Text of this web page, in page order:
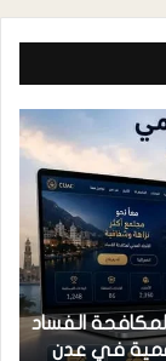
الفساد